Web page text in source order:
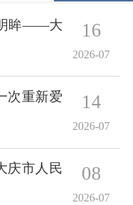
明眸——大
16
2026-07
次重新爱
14
2026-07
庆市人民
08
2026-07